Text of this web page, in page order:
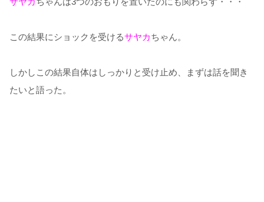
この結果にショックを受けるサヤカちゃん。
しかしこの結果自体はしっかりと受け止め、まずは話を聞き
たいと語った。